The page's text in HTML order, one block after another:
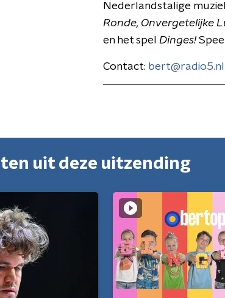
Nederlandstalige
Ronde, Onvergetelijke
en het spel Dinges!
Contact: bert@radio5.nl
uit deze uitzending